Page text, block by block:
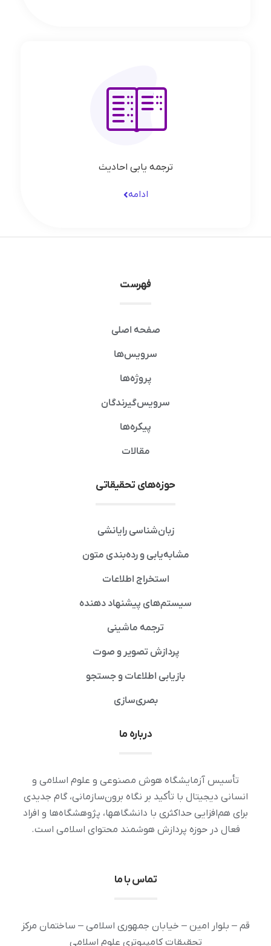
ترجمه یابی احادیث
ادامه
فهرست
صفحه اصلی
سرویس‌ها
پروژه‌ها
سرویس‌گیرندگان
پیکره‌ها
مقالات
حوزه‌های تحقیقاتی
زبان‌شناسی رایانشی
مشابه‌یابی و رده‌بندی متون
استخراج اطلاعات
سیستم‌های پیشنهاد دهنده
ترجمه ماشینی
پردازش تصویر و صوت
بازیابی اطلاعات و جستجو
بصری‌سازی
درباره ما
تأسیس آزمایشگاه هوش مصنوعی و علوم اسلامی و
انسانی دیجیتال با تأکید بر نگاه برون‌سازمانی، گام جدیدی
برای هم‌افزایی حداکثری با دانشگاهها، پژوهشگاه‌ها و افراد
فعال در حوزه پردازش هوشمند محتوای اسلامی است.
تماس با ما
قم – بلوار امین – خیابان جمهوری اسلامی – ساختمان مرکز
تحقیقات کامپیوتری علوم اسلامی